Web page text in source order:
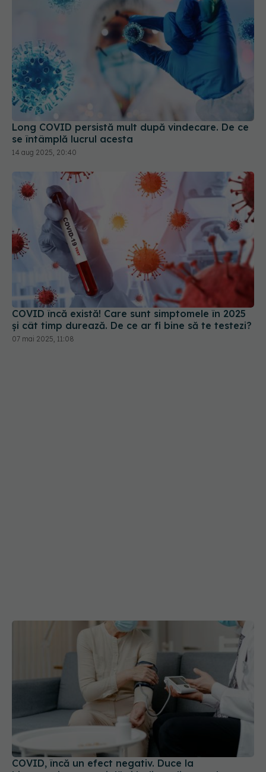
Long COVID persistă mult după vindecare. De ce
se întâmplă lucrul acesta
14 aug 2025, 20:40
COVID încă există! Care sunt simptomele în 2025
și cât timp durează. De ce ar fi bine să te testezi?
07 mai 2025, 11:08
COVID, încă un efect negativ. Duce la